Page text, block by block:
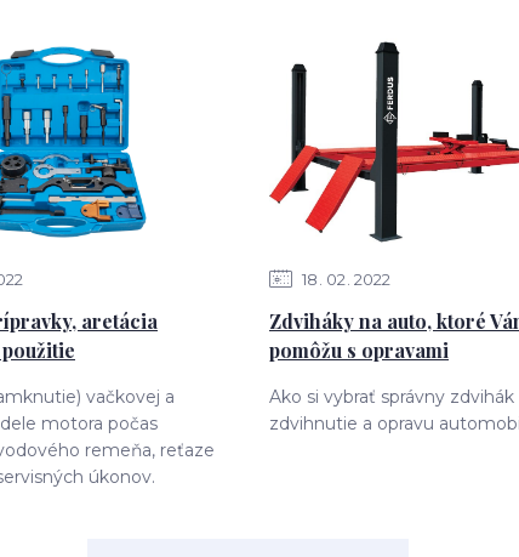
aretácia
vačkovej a
motora počas
remeňa, reťaze
úkonov.
18 02 2022
Zdviháky na auto, ktoré
pomôžu s opravami
Ako si vybrať správny zdvihák
zdvihnutie a opravu